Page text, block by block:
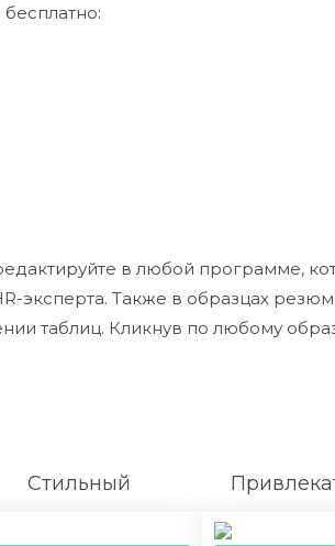
в любой программе,
эксперта. Также в образцах
таблиц. Кликнув по любому
Стильный